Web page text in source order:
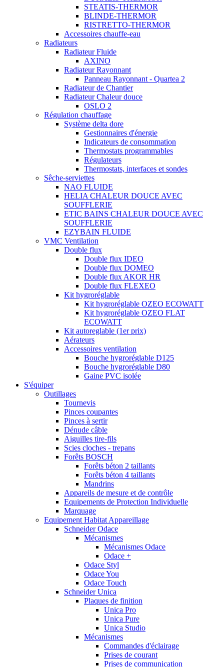
STEATIS-THERMOR
BLINDE-THERMOR
RISTRETTO-THERMOR
Accessoires chauffe-eau
Radiateurs
Radiateur Fluide
AXINO
Radiateur Rayonnant
Panneau Rayonnant - Quartea 2
Radiateur de Chantier
Radiateur Chaleur douce
OSLO 2
Régulation chauffage
Système delta dore
Gestionnaires d'énergie
Indicateurs de consommation
Thermostats programmables
Régulateurs
Thermostats, interfaces et sondes
Sêche-serviettes
NAO FLUIDE
HELIA CHALEUR DOUCE AVEC
SOUFFLERIE
ETIC BAINS CHALEUR DOUCE AVEC
SOUFFLERIE
EZYBAIN FLUIDE
VMC Ventilation
Double flux
Double flux IDEO
Double flux DOMEO
Double flux AKOR HR
Double flux FLEXEO
Kit hygroréglable
Kit hygroréglable OZEO ECOWATT
Kit hygroréglable OZEO FLAT
ECOWATT
Kit autoreglable (1er prix)
Aérateurs
Accessoires ventilation
Bouche hygroréglable D125
Bouche hygroréglable D80
Gaine PVC isolée
S'équiper
Outillages
Tournevis
Pinces coupantes
Pinces à sertir
Dénude câble
Aiguilles tire-fils
Scies cloches - trepans
Forêts BOSCH
Forêts béton 2 taillants
Forêts béton 4 taillants
Mandrins
Appareils de mesure et de contrôle
Equipements de Protection Individuelle
Marquage
Equipement Habitat Appareillage
Schneider Odace
Mécanismes
Mécanismes Odace
Odace +
Odace Styl
Odace You
Odace Touch
Schneider Unica
Plaques de finition
Unica Pro
Unica Pure
Unica Studio
Mécanismes
Commandes d'éclairage
Prises de courant
Prises de communication